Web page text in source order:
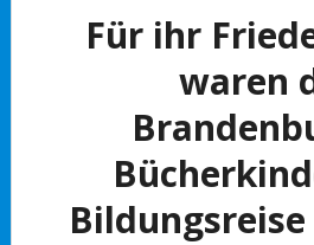
Für ihr
waren